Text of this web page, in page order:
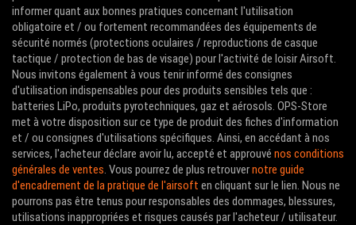
informer quant aux bonnes pratiques concernant l'utilisation
obligatoire et / ou fortement recommandées des équipements de
sécurité normés (protections oculaires / reproductions de casque
tactique / protection de bas de visage) pour l'activité de loisir Airsoft.
Nous invitons également à vous tenir informé des consignes
d'utilisation indispensables pour des produits sensibles tels que :
batteries LiPo, produits pyrotechniques, gaz et aérosols. OPS-Store
met à votre disposition sur ce type de produit des fiches d'information
et / ou consignes d'utilisations spécifiques. Ainsi, en accédant à nos
services, l'acheteur déclare avoir lu, accepté et approuvé nos conditions
générales de ventes . Vous pourrez de plus retrouvernotre guide
d'encadrement de la pratique de l'airsoft en cliquant sur le lien. Nous ne
pourrons pas être tenus pour responsables des dommages, blessures,
utilisations inappropriées et risques causés par l'acheteur / utilisateur.